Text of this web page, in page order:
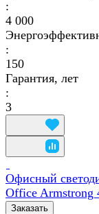
:
4 000
:
150
Гарантия, лет
:
3
Офисный
Office Armstrong
Заказать